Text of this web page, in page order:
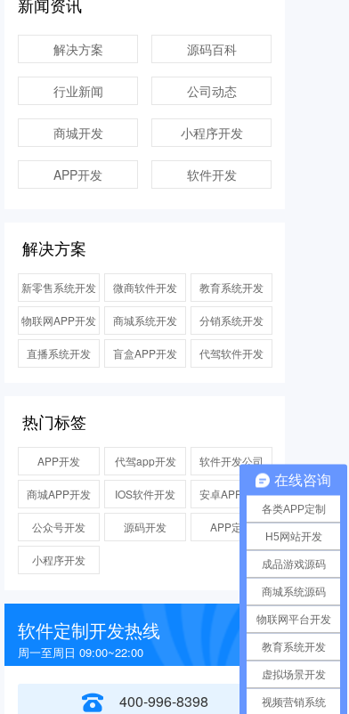
解决方案 源码百科
行业新闻 公司动态
商城开发 小程序开发
APP开发 软件开发
解决方案
新零售系统开发 微商软件开发 教育系统开发
物联网APP开发 商城系统开发 分销系统开发
直播系统开发 盲盒APP开发 代驾软件开发
热门标签
APP开发 代驾app开发 软件开发公司
商城APP开发 IOS软件开发 安卓APP开发
公众号开发 源码开发 APP定制
小程序开发
软件定制开发热线
周一至周日 09:00~22:00
400-996-8398
在线咨询
各类APP定制
H5网站开发
成品游戏源码
商城系统源码
物联网平台开发
教育系统开发
虚拟场景开发
视频营销系统